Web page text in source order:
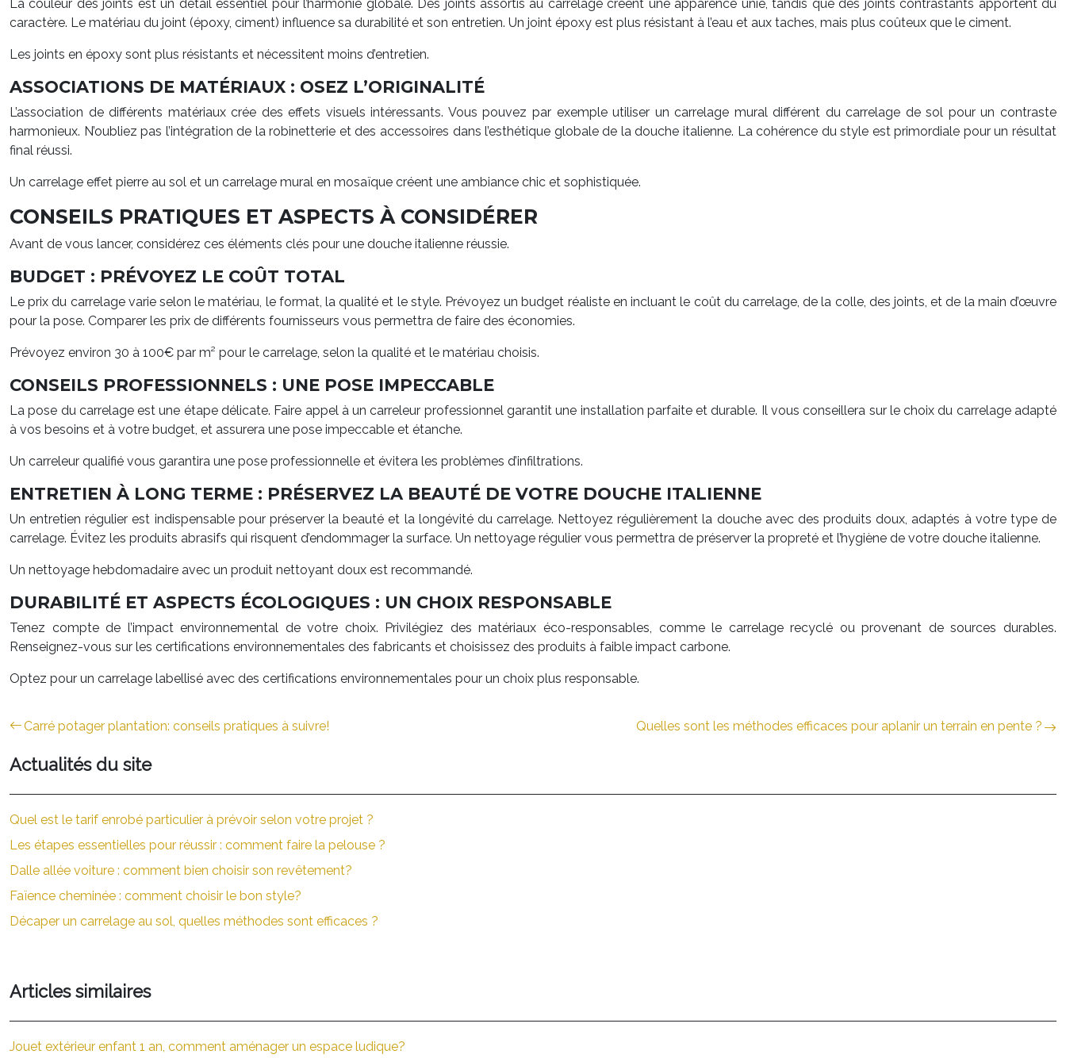
La couleur des joints est un détail essentiel pour l’harmonie globale. Des joints assortis au carrelage créent une apparence unie, tandis que des joints contrastants apportent du
caractère. Le matériau du joint (époxy, ciment) influence sa durabilité et son entretien. Un joint époxy est plus résistant à l’eau et aux taches, mais plus coûteux que le ciment.
Les joints en époxy sont plus résistants et nécessitent moins d’entretien.
ASSOCIATIONS DE MATÉRIAUX : OSEZ L’ORIGINALITÉ
L’association de différents matériaux crée des effets visuels intéressants. Vous pouvez par exemple utiliser un carrelage mural différent du carrelage de sol pour un contraste
harmonieux. N’oubliez pas l’intégration de la robinetterie et des accessoires dans l’esthétique globale de la douche italienne. La cohérence du style est primordiale pour un résultat
final réussi.
Un carrelage effet pierre au sol et un carrelage mural en mosaïque créent une ambiance chic et sophistiquée.
CONSEILS PRATIQUES ET ASPECTS À CONSIDÉRER
Avant de vous lancer, considérez ces éléments clés pour une douche italienne réussie.
BUDGET : PRÉVOYEZ LE COÛT TOTAL
Le prix du carrelage varie selon le matériau, le format, la qualité et le style. Prévoyez un budget réaliste en incluant le coût du carrelage, de la colle, des joints, et de la main d’œuvre
pour la pose. Comparer les prix de différents fournisseurs vous permettra de faire des économies.
Prévoyez environ 30 à 100€ par m² pour le carrelage, selon la qualité et le matériau choisis.
CONSEILS PROFESSIONNELS : UNE POSE IMPECCABLE
La pose du carrelage est une étape délicate. Faire appel à un carreleur professionnel garantit une installation parfaite et durable. Il vous conseillera sur le choix du carrelage adapté
à vos besoins et à votre budget, et assurera une pose impeccable et étanche.
Un carreleur qualifié vous garantira une pose professionnelle et évitera les problèmes d’infiltrations.
ENTRETIEN À LONG TERME : PRÉSERVEZ LA BEAUTÉ DE VOTRE DOUCHE ITALIENNE
Un entretien régulier est indispensable pour préserver la beauté et la longévité du carrelage. Nettoyez régulièrement la douche avec des produits doux, adaptés à votre type de
carrelage. Évitez les produits abrasifs qui risquent d’endommager la surface. Un nettoyage régulier vous permettra de préserver la propreté et l’hygiène de votre douche italienne.
Un nettoyage hebdomadaire avec un produit nettoyant doux est recommandé.
DURABILITÉ ET ASPECTS ÉCOLOGIQUES : UN CHOIX RESPONSABLE
Tenez compte de l’impact environnemental de votre choix. Privilégiez des matériaux éco-responsables, comme le carrelage recyclé ou provenant de sources durables.
Renseignez-vous sur les certifications environnementales des fabricants et choisissez des produits à faible impact carbone.
Optez pour un carrelage labellisé avec des certifications environnementales pour un choix plus responsable.
Carré potager plantation: conseils pratiques à suivre! Quelles sont les méthodes efficaces pour aplanir un terrain en pente ?
Actualités du site
Quel est le tarif enrobé particulier à prévoir selon votre projet ?
Les étapes essentielles pour réussir : comment faire la pelouse ?
Dalle allée voiture : comment bien choisir son revêtement?
Faïence cheminée : comment choisir le bon style?
Décaper un carrelage au sol, quelles méthodes sont efficaces ?
Articles similaires
Jouet extérieur enfant 1 an, comment aménager un espace ludique?